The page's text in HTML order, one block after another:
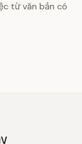
từ văn bản có